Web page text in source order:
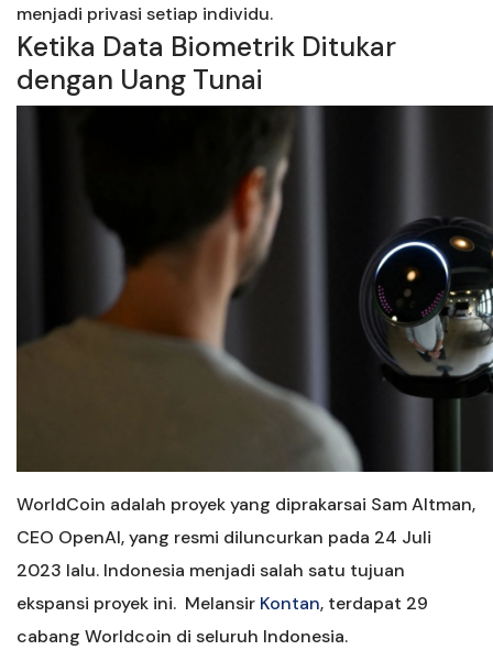
menjadi privasi setiap individu.
Ketika Data Biometrik Ditukar
dengan Uang Tunai
WorldCoin adalah proyek yang diprakarsai Sam Altman,
CEO OpenAI, yang resmi diluncurkan pada 24 Juli
2023 lalu. Indonesia menjadi salah satu tujuan
ekspansi proyek ini. Melansir Kontan, terdapat 29
cabang Worldcoin di seluruh Indonesia.